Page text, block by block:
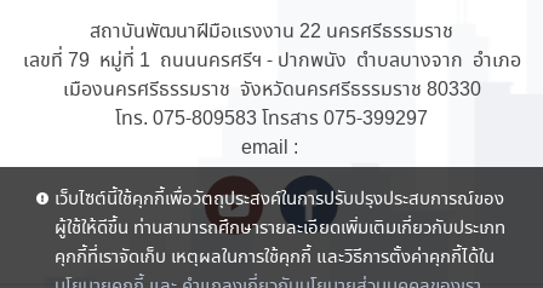
สถาบันพัฒนาฝีมือแรงงาน 22 นครศรีธรรมราช
เลขที่ 79 หมู่ที่ 1 ถนนนครศรีฯ - ปากพนัง ตำบลบางจาก อำเภอ
เมืองนครศรีธรรมราช จังหวัดนครศรีธรรมราช 80330
โทร. 075-809583 โทรสาร 075-399297
email :
เว็บไซต์นี้ใช้คุกกี้เพื่อวัตถุประสงค์ในการปรับปรุงประสบการณ์ของ
ผู้ใช้ให้ดีขึ้น ท่านสามารถศึกษารายละเอียดเพิ่มเติมเกี่ยวกับประเภท
คุกกี้ที่เราจัดเก็บ เหตุผลในการใช้คุกกี้ และวิธีการตั้งค่าคุกกี้ได้ใน